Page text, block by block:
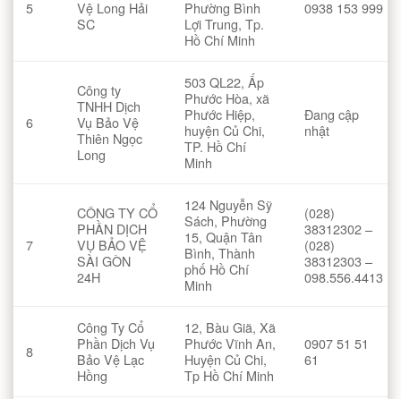
5
Vệ Long Hải
SC
Phường Bình
Lợi Trung, Tp.
Hồ Chí Minh
0938 153 999
6
Công ty
TNHH Dịch
Vụ Bảo Vệ
Thiên Ngọc
Long
503 QL22, Ấp
Phước Hòa, xã
Phước Hiệp,
huyện Củ Chi,
TP. Hồ Chí
Minh
Đang cập
nhật
7
CÔNG TY CỔ
PHẦN DỊCH
VỤ BẢO VỆ
SÀI GÒN
24H
124 Nguyễn Sỹ
Sách, Phường
15, Quận Tân
Bình, Thành
phố Hồ Chí
Minh
(028)
38312302 –
(028)
38312303 –
098.556.4413
8
Công Ty Cổ
Phần Dịch Vụ
Bảo Vệ Lạc
Hồng
12, Bàu Giã, Xã
Phước Vĩnh An,
Huyện Củ Chi,
Tp Hồ Chí Minh
0907 51 51
61